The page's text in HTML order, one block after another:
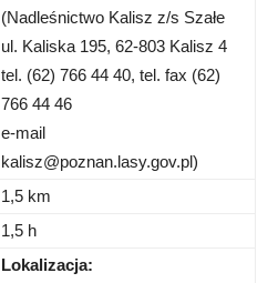
(Nadleśnictwo Kalisz z/s Szałe
ul. Kaliska 195, 62-803 Kalisz 4
tel. (62) 766 44 40, tel. fax (62)
766 44 46
e-mail
kalisz@poznan.lasy.gov.pl)
1,5 km
1,5 h
Lokalizacja: